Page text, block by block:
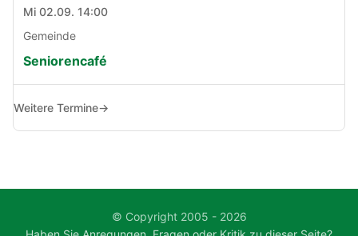
Mi 02.09. 14:00
Gemeinde
Seniorencafé
Weitere Termine→
© Copyright 2005 - 2026